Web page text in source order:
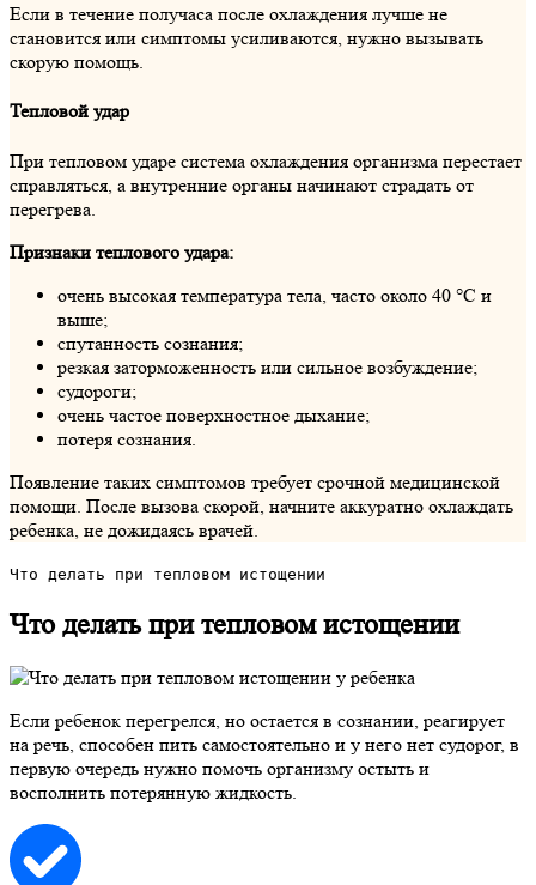
Если в течение получаса после охлаждения лучше не
становится или симптомы усиливаются, нужно вызывать
скорую помощь.
Тепловой удар
При тепловом ударе система охлаждения организма перестает
справляться, а внутренние органы начинают страдать от
перегрева.
Признаки теплового удара:
очень высокая температура тела, часто около 40 °C и
выше;
спутанность сознания;
резкая заторможенность или сильное возбуждение;
судороги;
очень частое поверхностное дыхание;
потеря сознания.
Появление таких симптомов требует срочной медицинской
помощи. После вызова скорой, начните аккуратно охлаждать
ребенка, не дожидаясь врачей.
Что делать при тепловом истощении
Что делать при тепловом истощении
Если ребенок перегрелся, но остается в сознании, реагирует
на речь, способен пить самостоятельно и у него нет судорог, в
первую очередь нужно помочь организму остыть и
восполнить потерянную жидкость.